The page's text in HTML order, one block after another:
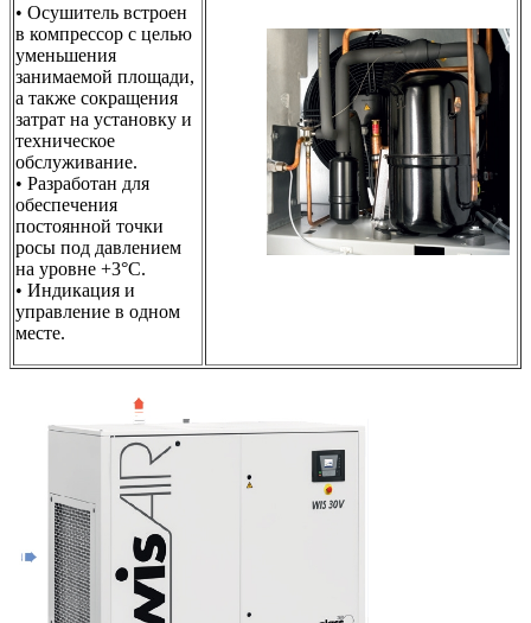
• Осушитель встроен
в компрессор с целью
уменьшения
занимаемой площади,
а также сокращения
затрат на установку и
техническое
обслуживание.
• Разработан для
обеспечения
постоянной точки
росы под давлением
на уровне +3°C.
• Индикация и
управление в одном
месте.